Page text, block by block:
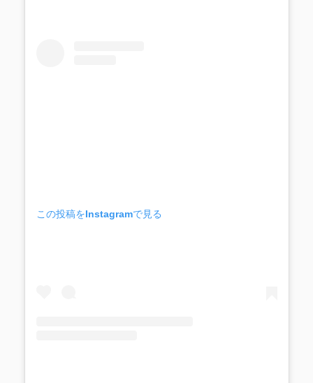
この投稿をInstagramで見る